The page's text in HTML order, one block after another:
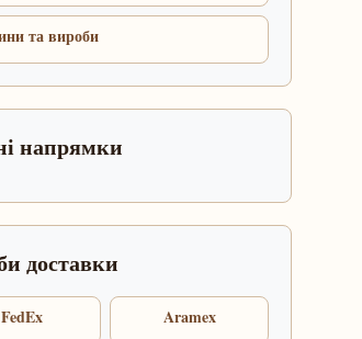
та вироби
напрямки
доставки
FedEx Aramex